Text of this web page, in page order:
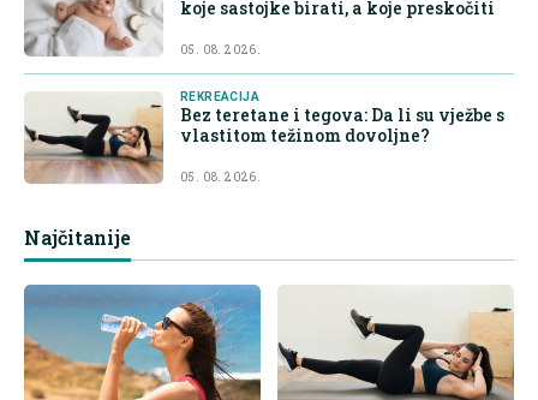
koje sastojke birati, a koje preskočiti
05. 08. 2026.
REKREACIJA
Bez teretane i tegova: Da li su vježbe s
vlastitom težinom dovoljne?
05. 08. 2026.
Najčitanije